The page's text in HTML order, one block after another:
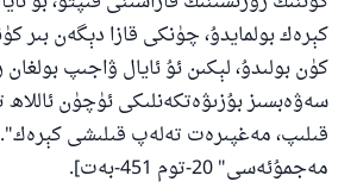
كېرەك بولمايدۇ، چۈنكى قازا دېگەن بىر
كۈن بولىدۇ، لېكىن ئۇ ئايال ۋاجىپ
سەۋەبسىز بۇزىۋەتكەنلىكى ئۈچۈن ئاللاھ
قىلىپ، مەغپىرەت تەلەپ قىلىشى كېرەك".
مەجمۇئەسى" 20-توم 451-بەت].